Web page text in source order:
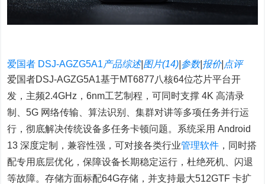
爱国者 DSJ-AGZG5A1产品综述| 图片(14) 参数|报价| 点评
爱国者DSJ-AGZG5A1基于MT6877八核64位芯片平台开
发，主频2.4GHz，6nm工艺制程，可同时支撑 4K 高清录
制、5G 网络传输、算法识别、集群对讲等多项任务并行运
行，彻底解决传统设备多任务卡顿问题。系统采用 Android
13 深度定制，兼容性强，可对接各类行业管理软件 ，同时搭
配专用底层优化，保障设备长期稳定运行，杜绝死机、闪退
等故障。存储方面标配64G存储，并支持最大512GTF 卡扩